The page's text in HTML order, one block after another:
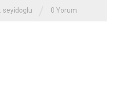
seyidoglu 0 Yorum